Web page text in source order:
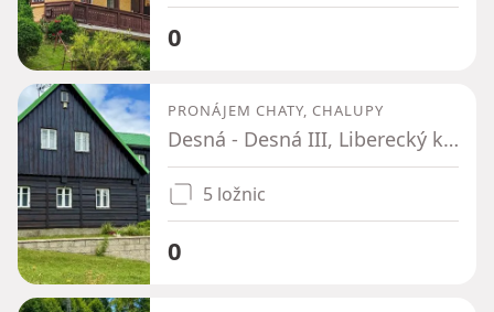
0
PRONÁJEM CHATY, CHALUPY
Desná - Desná III, Liberecký kraj
5 ložnic
0